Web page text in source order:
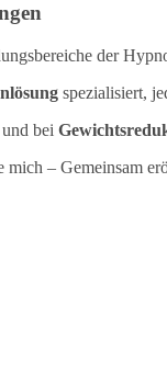
der
spezialisiert,
und bei
– Gemeinsam